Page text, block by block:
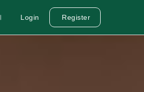
Login Register